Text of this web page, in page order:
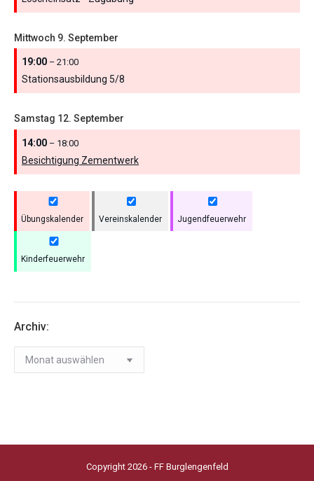
Mittwoch 9. September
19:00 – 21:00
Stationsausbildung 5/8
Samstag 12. September
14:00 – 18:00
Besichtigung Zementwerk
Übungskalender Vereinskalender Jugendfeuerwehr
Kinderfeuerwehr
Archiv:
Archiv:
Copyright 2026 - FF Burglengenfeld